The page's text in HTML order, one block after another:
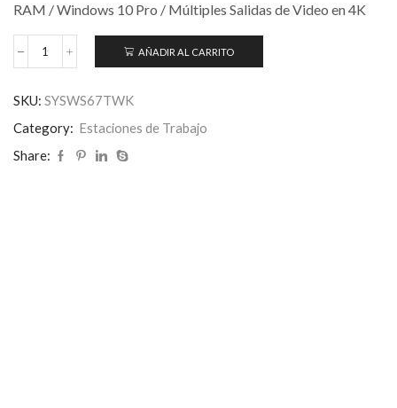
RAM / Windows 10 Pro / Múltiples Salidas de Video en 4K
AÑADIR AL CARRITO
SKU: SYSWS67TWK
Category: Estaciones de Trabajo
Share: